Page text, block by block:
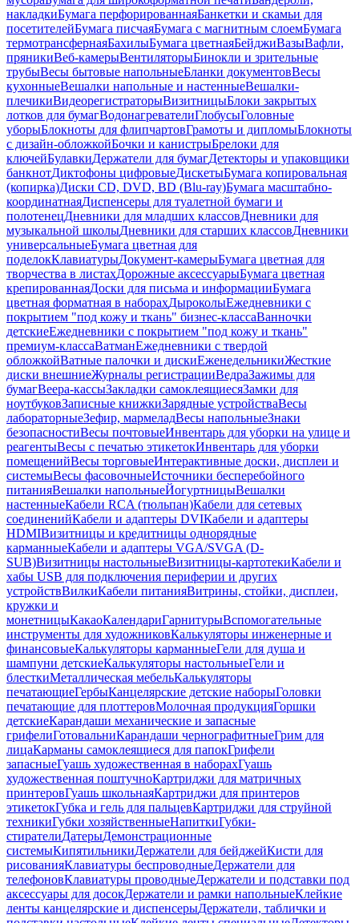
накладкиБумага перфорированнаяБанкетки и скамьи для
посетителейБумага писчаяБумага с магнитным слоемБумага
термотрансфернаяБахилыБумага цветнаяБейджиВазыВафли,
пряникиВеб-камерыВентиляторыБинокли и зрительные
трубыВесы бытовые напольныеБланки документовВесы
кухонныеВешалки напольные и настенныеВешалки-
плечикиВидеорегистраторыВизитницыБлоки закрытых
лотков для бумагВодонагревателиГлобусыГоловные
уборыБлокноты для флипчартовГрамоты и дипломыБлокноты
с дизайн-обложкойБочки и канистрыБрелоки для
ключейБулавкиДержатели для бумагДетекторы и упаковщики
банкнотДиктофоны цифровыеДискетыБумага копировальная
(копирка)Диски CD, DVD, BD (Blu-ray)Бумага масштабно-
координатнаяДиспенсеры для туалетной бумаги и
полотенецДневники для младших классовДневники для
музыкальной школыДневники для старших классовДневники
универсальныеБумага цветная для
поделокКлавиатурыДокумент-камерыБумага цветная для
творчества в листахДорожные аксессуарыБумага цветная
крепированнаяДоски для письма и информацииБумага
цветная форматная в наборахДыроколыЕжедневники с
покрытием "под кожу и ткань" бизнес-классаВанночки
детскиеЕжедневники с покрытием "под кожу и ткань"
премиум-классаВатманЕжедневники с твердой
обложкойВатные палочки и дискиЕженедельникиЖесткие
диски внешниеЖурналы регистрацииВедраЗажимы для
бумагВеера-кассыЗакладки самоклеящиесяЗамки для
ноутбуковЗаписные книжкиЗарядные устройстваВесы
лабораторныеЗефир, мармеладВесы напольныеЗнаки
безопасностиВесы почтовыеИнвентарь для уборки на улице и
реагентыВесы с печатью этикетокИнвентарь для уборки
помещенийВесы торговыеИнтерактивные доски, дисплеи и
системыВесы фасовочныеИсточники бесперебойного
питанияВешалки напольныеЙогуртницыВешалки
настенныеКабели RCA (тюльпан)Кабели для сетевых
соединенийКабели и адаптеры DVIКабели и адаптеры
HDMIВизитницы и кредитницы однорядные
карманныеКабели и адаптеры VGA/SVGA (D-
SUB)Визитницы настольныеВизитницы-картотекиКабели и
хабы USB для подключения периферии и других
устройствВилкиКабели питанияВитрины, стойки, дисплеи,
кружки и
монетницыКакаоКалендариГарнитурыВспомогательные
инструменты для художниковКалькуляторы инженерные и
финансовыеКалькуляторы карманныеГели для душа и
шампуни детскиеКалькуляторы настольныеГели и
блесткиМеталлическая мебельКалькуляторы
печатающиеГербыКанцелярские детские наборыГоловки
печатающие для плоттеровМолочная продукцияГоршки
детскиеКарандаши механические и запасные
грифелиГотовальниКарандаши чернографитныеГрим для
лицаКарманы самоклеящиеся для папокГрифели
запасныеГуашь художественная в наборахГуашь
художественная поштучноКартриджи для матричных
принтеровГуашь школьнаяКартриджи для принтеров
этикетокГубка и гель для пальцевКартриджи для струйной
техникиГубки хозяйственныеНапиткиГубки-
стирателиДатерыДемонстрационные
системыКипятильникиДержатели для бейджейКисти для
рисованияКлавиатуры беспроводныеДержатели для
телефоновКлавиатуры проводныеДержатели и подставки под
аксессуары для досокДержатели и рамки напольныеКлейкие
ленты канцелярские и диспенсерыДержатели, таблички и